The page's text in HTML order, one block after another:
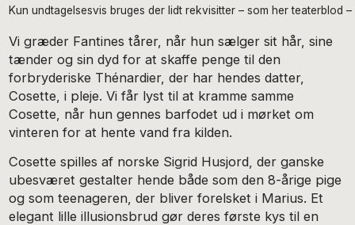
Kun undtagelsesvis bruges der lidt rekvisitter – som her
Vi græder Fantines tårer, når hun sælger sit hår, sine
tænder og sin dyd for at skaffe penge til den
forbryderiske Thénardier, der har hendes datter,
Cosette, i pleje. Vi får lyst til at kramme samme
Cosette, når hun gennes barfodet ud i mørket om
vinteren for at hente vand fra kilden.
Cosette spilles af norske Sigrid Husjord, der ganske
ubesværet gestalter hende både som den 8-årige pige
og som teenageren, der bliver forelsket i Marius. Et
elegant lille illusionsbrud gør deres første kys til en